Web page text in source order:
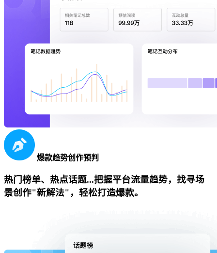
爆款趋势创作预判
热门榜单、热点话题...把握平台流量趋势，找寻场
景创作"新解法"，轻松打造爆款。